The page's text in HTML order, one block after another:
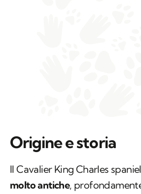
Origine e storia
Il Cavalier King Charles
molto antiche,